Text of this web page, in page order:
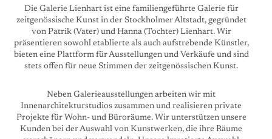
Die Galerie Lienhart ist eine familiengeführte Galerie für
zeitgenössische Kunst in der Stockholmer Altstadt, gegründet
von Patrik (Vater) und Hanna (Tochter) Lienhart. Wir
präsentieren sowohl etablierte als auch aufstrebende Künstler,
bieten eine Plattform für Ausstellungen und Verkäufe und sind
stets offen für neue Stimmen der zeitgenössischen Kunst.
Neben Galerieausstellungen arbeiten wir mit
Innenarchitekturstudios zusammen und realisieren private
Projekte für Wohn- und Büroräume. Wir unterstützen unsere
Kunden bei der Auswahl von Kunstwerken, die ihre Räume